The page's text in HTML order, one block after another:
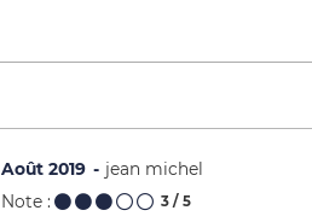
Août 2019
jean michel
Note :
3 / 5